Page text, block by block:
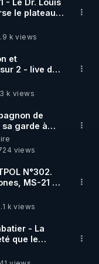
- Le Dr. Louis
le plateau
k views
et
2 - live du
k views
de
garde à
views
N°302.
MS-21 en
k views
- La
que le
?